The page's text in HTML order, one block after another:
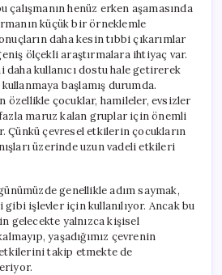
çalışmanın henüz erken aşamasında
küçük bir örneklemle
daha kesin tıbbi çıkarımlar
ölçekli araştırmalara ihtiyaç var.
kullanıcı dostu hale getirerek
başlamış durumda.
özellikle çocuklar, hamileler, evsizler
maruz kalan gruplar için önemli
Çünkü çevresel etkilerin çocukların
üzerinde uzun vadeli etkileri
genellikle adım saymak,
işlevler için kullanılıyor. Ancak bu
gelecekte yalnızca kişisel
yaşadığımız çevrenin
takip etmekte de